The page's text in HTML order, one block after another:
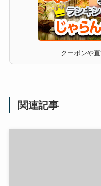
クーポンや
関連記事